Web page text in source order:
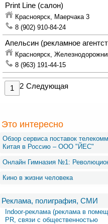
Print Line (салон)
Красноярск, Маерчака 3
8 (902) 910-84-24
Апельсин (рекламное
Красноярск,
8 (963) 191-44-15
1 2 Следующая
Это интересно
Обзор сервиса поставок
Китая в Россию – OOO "ЙЕС"
Онлайн Гимназия №1:
Кино в жизни человека
Реклама, полиграфия, СМИ
Indoor-реклама (реклама в
PR, связи с общественностью